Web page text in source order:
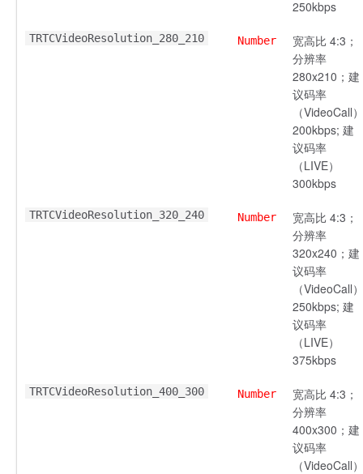
250kbps
TRTCVideoResolution_280_210 Number
宽高比 4:3；
分辨率
280x210；建
议码率
（VideoCall）
200kbps; 建
议码率
（LIVE）
300kbps
TRTCVideoResolution_320_240 Number
宽高比 4:3；
分辨率
320x240；建
议码率
（VideoCall）
250kbps; 建
议码率
（LIVE）
375kbps
TRTCVideoResolution_400_300 Number
宽高比 4:3；
分辨率
400x300；建
议码率
（VideoCall）